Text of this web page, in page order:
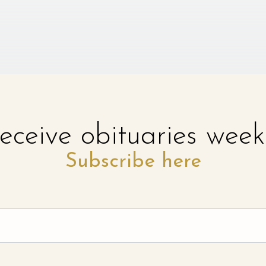
obituaries
Subscribe here